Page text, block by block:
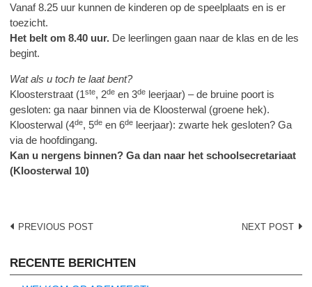
Vanaf 8.25 uur kunnen de kinderen op de speelplaats en is er
toezicht.
Het belt om 8.40 uur. De leerlingen gaan naar de klas en de les
begint.
Wat als u toch te laat bent?
Kloosterstraat (1ste, 2de en 3de leerjaar) – de bruine poort is
gesloten: ga naar binnen via de Kloosterwal (groene hek).
Kloosterwal (4de, 5de en 6de leerjaar): zwarte hek gesloten? Ga
via de hoofdingang.
Kan u nergens binnen? Ga dan naar het schoolsecretariaat
(Kloosterwal 10)
Post
PREVIOUS POST NEXT POST
RECENTE BERICHTEN